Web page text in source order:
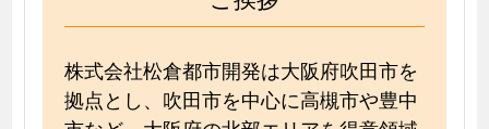
株式会社松倉都市開発は大阪府吹田市を
拠点とし、吹田市を中心に高槻市や豊中